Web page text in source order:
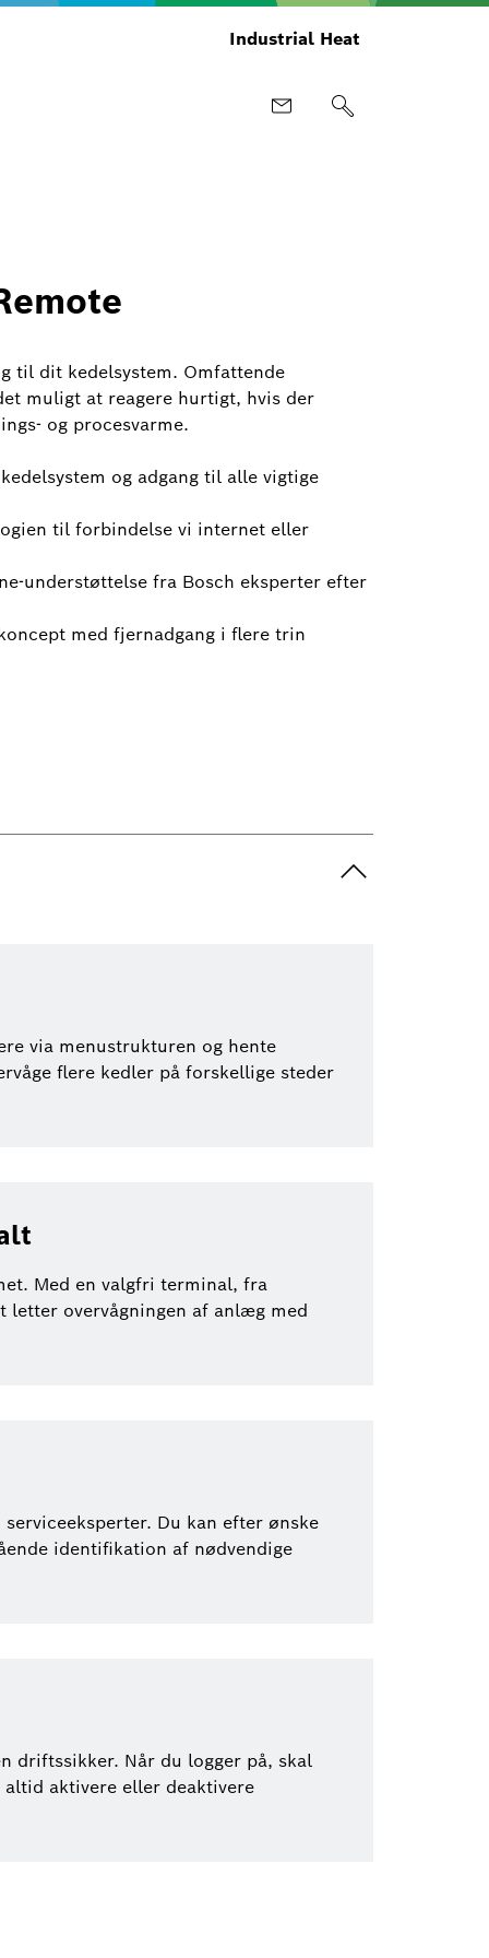
Industrial Heat
til dit kedelsystem. Omfattende
muligt at reagere hurtigt, hvis der
og procesvarme.
og adgang til alle vigtige
til forbindelse vi internet eller
understøttelse fra Bosch eksperter efter
med fjernadgang i flere trin
via menustrukturen og hente
flere kedler på forskellige steder
Med en valgfri terminal, fra
overvågningen af anlæg med
Du kan efter ønske
identifikation af nødvendige
driftssikker. Når du logger på, skal
altid aktivere eller deaktivere